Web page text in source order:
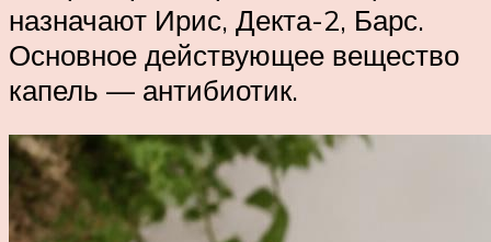
назначают Ирис, Декта-2, Барс.
Основное действующее вещество
капель — антибиотик.